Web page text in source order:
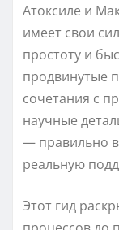
Атоксиле и
имеет свои
простоту и
продвинутые
сочетания с
научные
— правильно
реальную
Этот гид